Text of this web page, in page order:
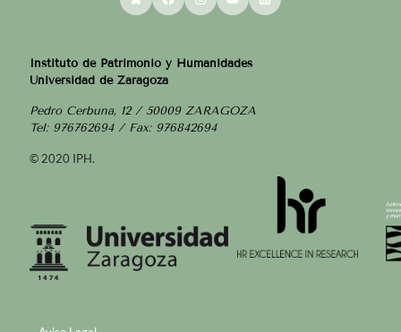
Instituto de Patrimonio y Humanidades
Universidad de Zaragoza
Pedro Cerbuna, 12 / 50009 ZARAGOZA
Tel: 976762694 / Fax: 976842694
© 2020 IPH.